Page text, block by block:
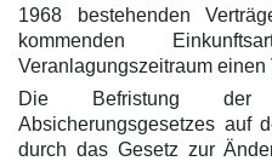
1968 bestehenden
kommenden
Veranlagungszeitraum einen
Die Befristung der
Absicherungsgesetzes auf
durch das Gesetz zur